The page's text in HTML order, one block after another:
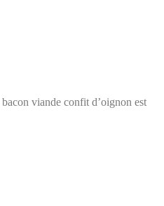
viande confit d’oignon est